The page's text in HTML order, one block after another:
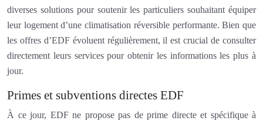
diverses solutions pour soutenir les particuliers souhaitant équiper
leur logement d’une climatisation réversible performante. Bien que
les offres d’EDF évoluent régulièrement, il est crucial de consulter
directement leurs services pour obtenir les informations les plus à
jour.
Primes et subventions directes EDF
À ce jour, EDF ne propose pas de prime directe et spécifique à